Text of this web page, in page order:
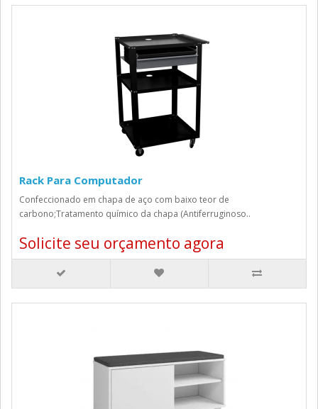
Rack Para Computador
Confeccionado em chapa de aço com baixo teor de
carbono;Tratamento químico da chapa (Antiferruginoso..
Solicite seu orçamento agora